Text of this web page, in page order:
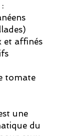
et affinés
tomate
une
du